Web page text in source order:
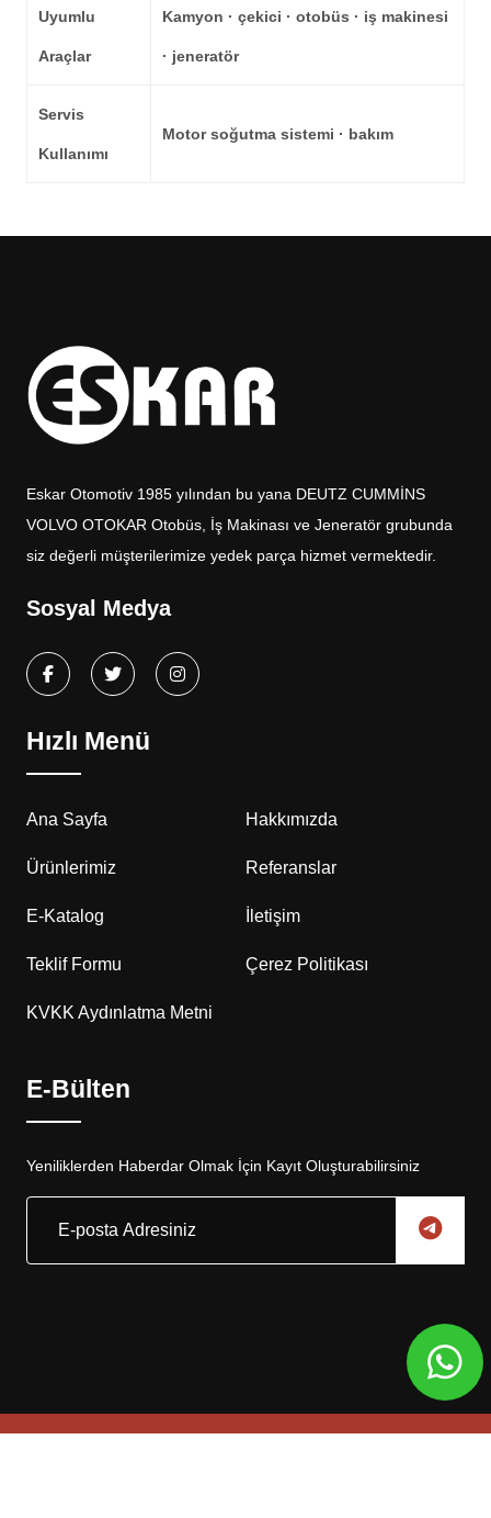
Uyumlu
Araçlar
Kamyon · çekici · otobüs · iş makinesi
· jeneratör
Servis
Kullanımı
Motor soğutma sistemi · bakım
Eskar Otomotiv 1985 yılından bu yana DEUTZ CUMMİNS
VOLVO OTOKAR Otobüs, İş Makinası ve Jeneratör grubunda
siz değerli müşterilerimize yedek parça hizmet vermektedir.
Sosyal Medya
Hızlı Menü
Ana Sayfa Hakkımızda
Ürünlerimiz Referanslar
E-Katalog İletişim
Teklif Formu Çerez Politikası
KVKK Aydınlatma Metni
E-Bülten
Yeniliklerden Haberdar Olmak İçin Kayıt Oluşturabilirsiniz